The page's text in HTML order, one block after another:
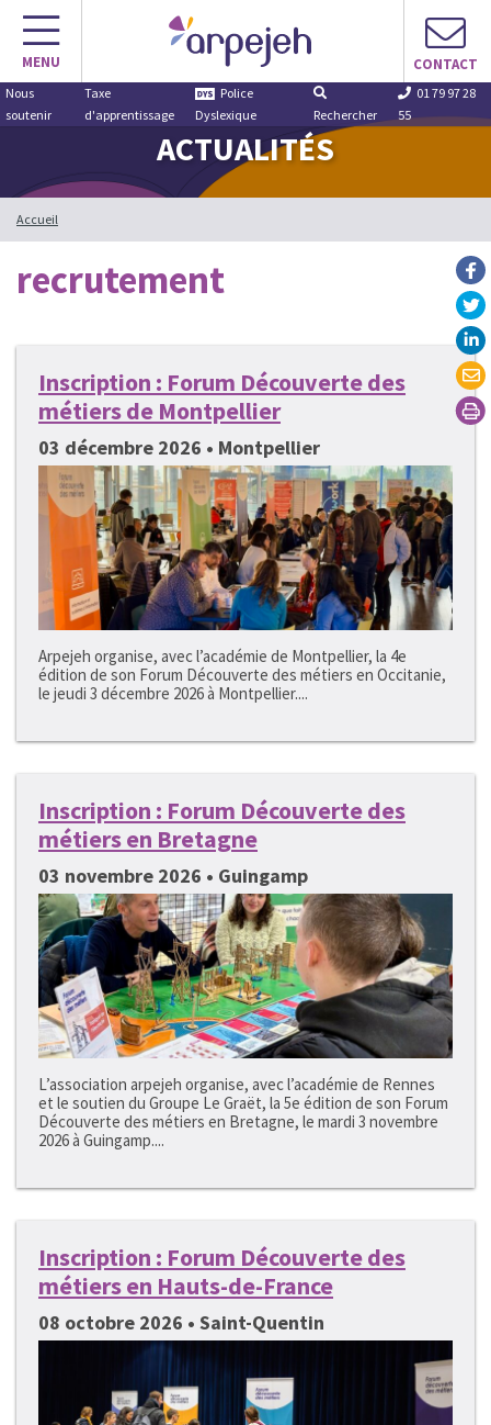
Aller
contenu
MENU CONTACT
Nous
soutenir
Taxe
d'apprentissage
Police
Dyslexique
Rechercher
01 79 97 28
55
ACTUALITÉS
Accueil
recrutement
Inscription : Forum Découverte des
métiers de Montpellier
03 décembre 2026 • Montpellier
Arpejeh organise, avec l’académie de Montpellier, la 4e
édition de son Forum Découverte des métiers en Occitanie,
le jeudi 3 décembre 2026 à Montpellier....
Inscription : Forum Découverte des
métiers en Bretagne
03 novembre 2026 • Guingamp
L’association arpejeh organise, avec l’académie de Rennes
et le soutien du Groupe Le Graët, la 5e édition de son Forum
Découverte des métiers en Bretagne, le mardi 3 novembre
2026 à Guingamp....
Inscription : Forum Découverte des
métiers en Hauts-de-France
08 octobre 2026 • Saint-Quentin